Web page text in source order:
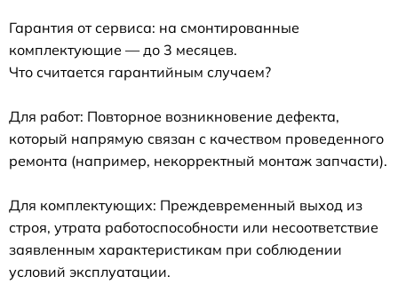
Гарантия от сервиса: на смонтированные
комплектующие — до 3 месяцев.
Что считается гарантийным случаем?
Для работ: Повторное возникновение дефекта,
который напрямую связан с качеством проведенного
ремонта (например, некорректный монтаж запчасти).
Для комплектующих: Преждевременный выход из
строя, утрата работоспособности или несоответствие
заявленным характеристикам при соблюдении
условий эксплуатации.